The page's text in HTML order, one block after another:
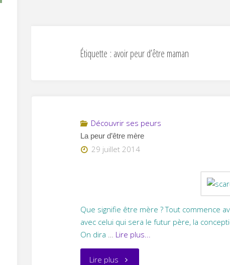
Étiquette : avoir peur d’être maman
Découvrir ses peurs
La peur d’être mère
29 juillet 2014
Que signifie être mère ? Tout commence
avec celui qui sera le futur père, la
On dira … Lire plus...
Lire plus "La